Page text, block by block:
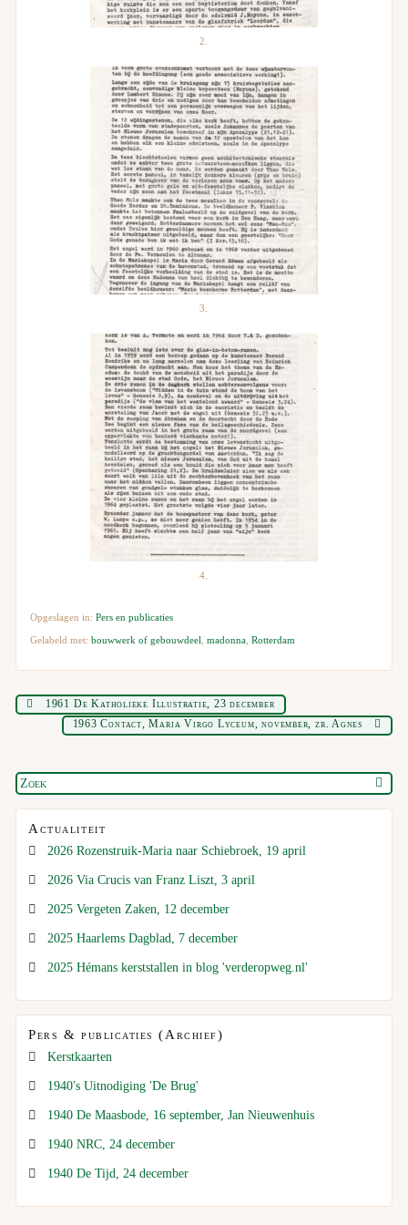
2.
3.
4.
Opgeslagen in:Pers en publicaties
Gelabeld met:bouwwerk of gebouwdeel ,madonna ,Rotterdam
1961 De Katholieke Illustratie, 23 december
1963 Contact, Maria Virgo Lyceum, november, zr. Agnes
Actualiteit
2026 Rozenstruik-Maria naar Schiebroek, 19 april
2026 Via Crucis van Franz Liszt, 3 april
2025 Vergeten Zaken, 12 december
2025 Haarlems Dagblad, 7 december
2025 Hémans kerststallen in blog 'verderopweg.nl'
Pers & publicaties (Archief)
Kerstkaarten
1940's Uitnodiging 'De Brug'
1940 De Maasbode, 16 september, Jan Nieuwenhuis
1940 NRC, 24 december
1940 De Tijd, 24 december